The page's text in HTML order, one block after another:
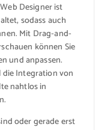
Designer ist
sodass auch
Mit Drag-and-
können Sie
und anpassen.
Integration von
nahtlos in
oder gerade erst